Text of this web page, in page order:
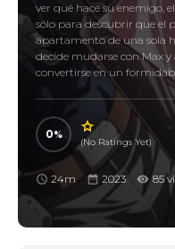
ver qué hace su enemigo,
sólo para descubrir que el
apartamento de una sola
decide mudarse con Max
convertirse en un
0
(No Ratings Yet)
24m 2023 85